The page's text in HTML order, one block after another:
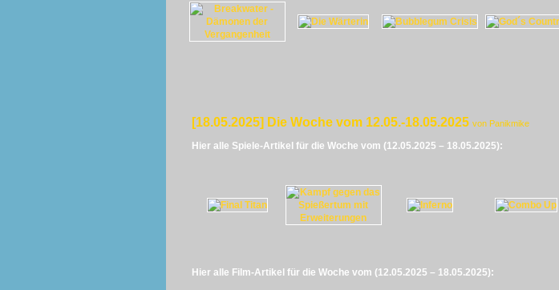
[18.05.2025] Die Woche vom 12.05.-18.05.2025 von Panikmike
Hier alle Spiele-Artikel für die Woche vom (12.05.2025 – 18.05.2025):
Hier alle Film-Artikel für die Woche vom (12.05.2025 – 18.05.2025):